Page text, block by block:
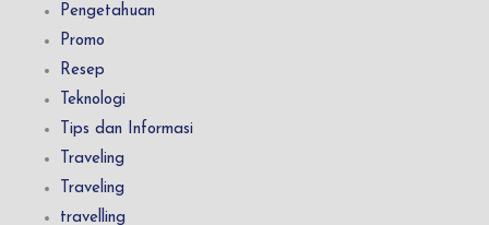
Pengetahuan
Promo
Resep
Teknologi
Tips dan Informasi
Traveling
Traveling
travelling